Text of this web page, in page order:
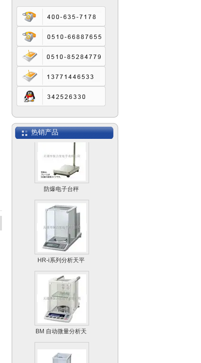
热销产品
SCS模拟式电子汽车
衡
电子计数桌秤MACS
防爆电子台秤
HR-i系列分析天平
BM 自动微量分析天
平